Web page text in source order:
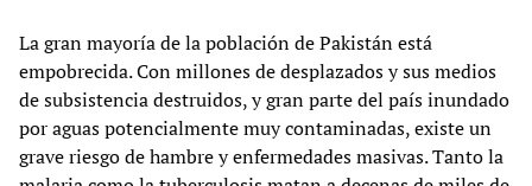
La gran mayoría de la población de Pakistán está
empobrecida. Con millones de desplazados y sus medios
de subsistencia destruidos, y gran parte del país inundado
por aguas potencialmente muy contaminadas, existe un
grave riesgo de hambre y enfermedades masivas. Tanto la